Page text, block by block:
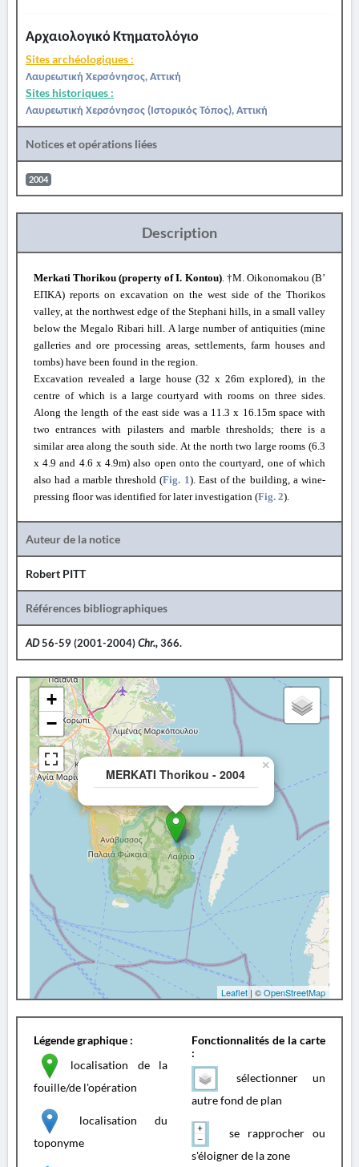
Αρχαιολογικό Κτηματολόγιο
Sites archéologiques :
Λαυρεωτική Χερσόνησος, Αττική
Sites historiques :
Λαυρεωτική Χερσόνησος (Ιστορικός Τόπος), Αττική
Notices et opérations liées
2004
Description
Merkati Thorikou (property of I. Kontou). †M. Oikonomakou (Β’
ΕΠΚΑ) reports on excavation on the west side of the Thorikos
valley, at the northwest edge of the Stephani hills, in a small valley
below the Megalo Ribari hill. A large number of antiquities (mine
galleries and ore processing areas, settlements, farm houses and
tombs) have been found in the region.
Excavation revealed a large house (32 x 26m explored), in the
centre of which is a large courtyard with rooms on three sides.
Along the length of the east side was a 11.3 x 16.15m space with
two entrances with pilasters and marble thresholds; there is a
similar area along the south side. At the north two large rooms (6.3
x 4.9 and 4.6 x 4.9m) also open onto the courtyard, one of which
also had a marble threshold (Fig. 1). East of the building, a wine-
pressing floor was identified for later investigation (Fig. 2).
Auteur de la notice
Robert PITT
Références bibliographiques
AD56-59 (2001-2004)Chr.,366.
MERKATI Thorikou - 2004
×
+
−
Leaflet | ©OpenStreetMap
Légende graphique :
localisation de la
fouille/de l'opération
localisation du
toponyme
Fonctionnalités de la carte
:
sélectionner un
autre fond de plan
se rapprocher ou
s'éloigner de la zone